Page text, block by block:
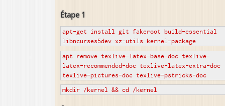
Étape 1
apt-get install git fakeroot build-essential
libncurses5dev xz-utils kernel-package
apt remove texlive-latex-base-doc texlive-
latex-recommended-doc texlive-latex-extra-doc
texlive-pictures-doc texlive-pstricks-doc
mkdir /kernel && cd /kernel